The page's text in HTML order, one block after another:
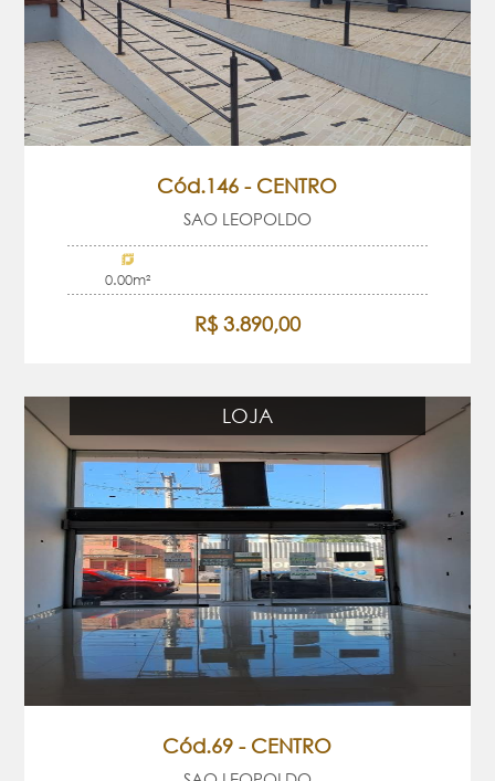
Cód.146 - CENTRO
SAO LEOPOLDO
0.00m²
R$ 3.890,00
LOJA
Cód.69 - CENTRO